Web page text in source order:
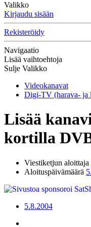
Valikko
Kirjaudu sisään
Rekisteröidy
Navigaatio
Lisää vaihtoehtoja
Sulje Valikko
Videokanavat
Digi-TV (harava- ja
Lisää
kortilla
Viestiketjun aloittaja
Aloituspäivämäärä
5.8.2004